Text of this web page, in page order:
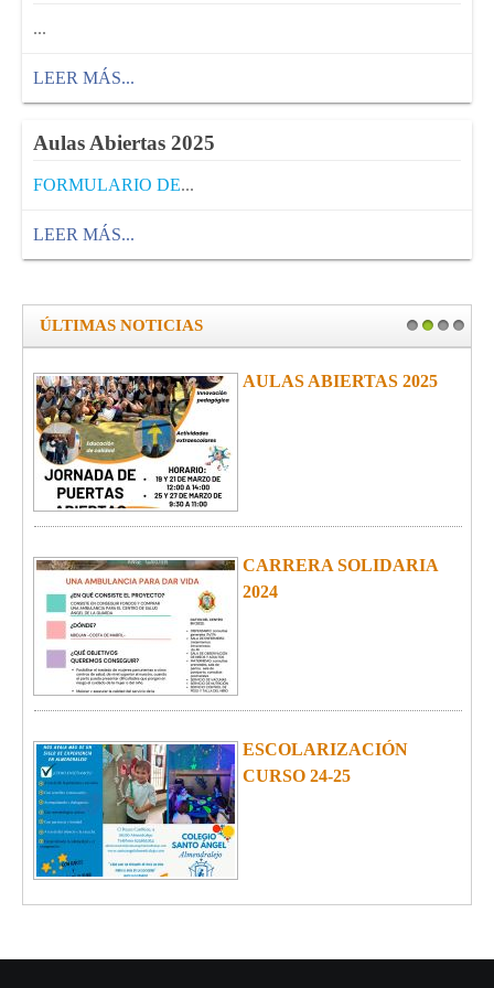
...
LEER MÁS...
Aulas Abiertas 2025
FORMULARIO DE...
LEER MÁS...
1 2 3 4
ÚLTIMAS NOTICIAS
AULAS ABIERTAS 2025
CARRERA SOLIDARIA
2024
ESCOLARIZACIÓN
CURSO 24-25